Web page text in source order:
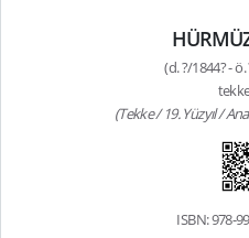
(d. ?/1844? -
(Tekke / 19. Yüzyıl /
ISBN: 978-